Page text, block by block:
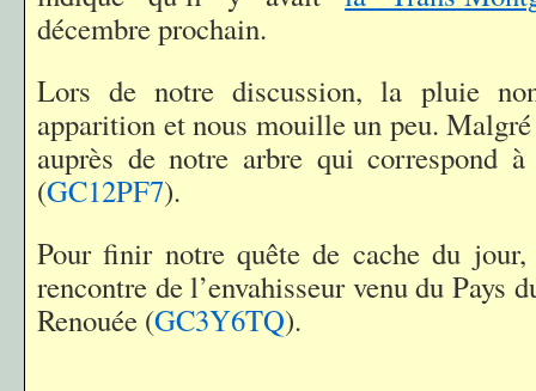
décembre prochain.
Lors de notre discussion, la pluie
apparition et nous mouille un peu.
auprès de notre arbre qui correspond
(GC12PF7).
Pour finir notre quête de cache du
rencontre de l’envahisseur venu du Pays
Renouée (GC3Y6TQ).